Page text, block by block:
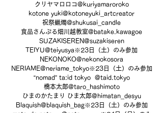
クリヤマロロコ@kuriyamaroroko
kotone yuki@kotoneyuki_artcreator
祝祭蝋燭@shukusai_candle
食品さんぷる畑川越教室@batake.kawagoe
SUZAKISEREN@suzakiseren
TEIYU@teiyusya※23日（土）のみ参加
NEKONOKO@nekonokosora
NERIAME@neriame_tokyo※23日（土）のみ参加
“nomad” ta:id tokyo  @taid.tokyo
橋本太郎@taro_hashimoto
ひまのかたまり ひま太郎@himatan_desyu
Blaquish@blaquish_bag※23日（土）のみ参加